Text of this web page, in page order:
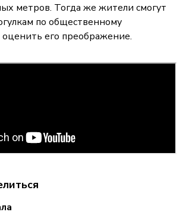
метров. Тогда же жители смогут
по общественному
оценить его преображение.